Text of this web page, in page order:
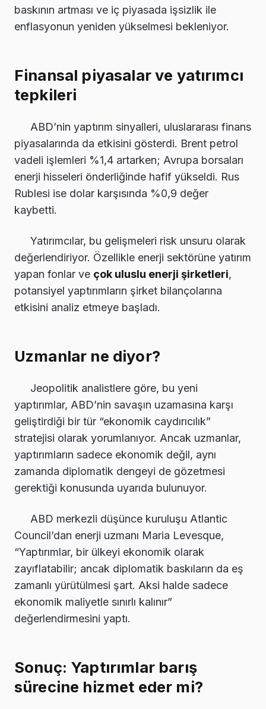
baskının artması ve iç piyasada işsizlik ile
enflasyonun yeniden yükselmesi bekleniyor.
Finansal piyasalar ve yatırımcı
tepkileri
ABD’nin yaptırım sinyalleri, uluslararası finans
piyasalarında da etkisini gösterdi. Brent petrol
vadeli işlemleri %1,4 artarken; Avrupa borsaları
enerji hisseleri önderliğinde hafif yükseldi. Rus
Rublesi ise dolar karşısında %0,9 değer
kaybetti.
Yatırımcılar, bu gelişmeleri risk unsuru olarak
değerlendiriyor. Özellikle enerji sektörüne yatırım
yapan fonlar ve çok uluslu enerji şirketleri,
potansiyel yaptırımların şirket bilançolarına
etkisini analiz etmeye başladı.
Uzmanlar ne diyor?
Jeopolitik analistlere göre, bu yeni
yaptırımlar, ABD’nin savaşın uzamasına karşı
geliştirdiği bir tür “ekonomik caydırıcılık”
stratejisi olarak yorumlanıyor. Ancak uzmanlar,
yaptırımların sadece ekonomik değil, aynı
zamanda diplomatik dengeyi de gözetmesi
gerektiği konusunda uyarıda bulunuyor.
ABD merkezli düşünce kuruluşu Atlantic
Council’dan enerji uzmanı Maria Levesque,
“Yaptırımlar, bir ülkeyi ekonomik olarak
zayıflatabilir; ancak diplomatik baskıların da eş
zamanlı yürütülmesi şart. Aksi halde sadece
ekonomik maliyetle sınırlı kalınır”
değerlendirmesini yaptı.
Sonuç: Yaptırımlar barış
sürecine hizmet eder mi?